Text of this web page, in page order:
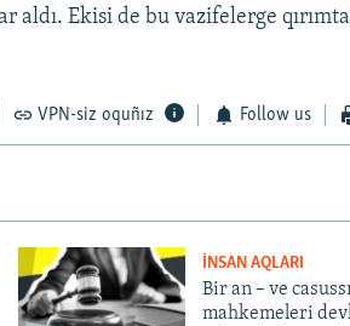
aldı. Ekisi de bu vazifelerge
VPN-siz oquñız Follow us
İNSAN AQLARI
Bir an – ve
mahkemeleri